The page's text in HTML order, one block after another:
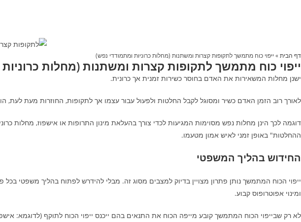
דף הבית» ייפוי כוח מתמשך לתקופות קצרות ומשתנות (מחלות כרוניות ומתמודדי נפש)
ייפוי כוח מתמשך לתקופות קצרות ומשתנות (מחלות
ישנן מחלות המשאירות את האדם בחוסר כשירות זמנית אך כרונית.
לאורך רוב הזמן האדם כשיר ומסוגל לקבל החלטות ולפעול עבור עצמו אך לתקופות, החוזרות מעת
דוגמה לכך הינן מחלות נפש מסוימות המגיעות לכדי צורך בהעלאת מינון התרופות או אישפוז,
ההחלטות" באופן זמני לאיש אמון מטעמו.
החידוש בהליך המשפטי
ייפוי הכוח המתמשך נותן פתרון מצויין בדיוק למצבים מסוג זה. מבלי להידרש לפתוח בהליך משפטי
ומינוי אפוטרופוס קבוע.
לא רק שבייפוי הכוח המתמשך קובע מייפה הכוח את התנאים בהם ייכנס ייפוי הכוח לתוקף (לדוגמא: